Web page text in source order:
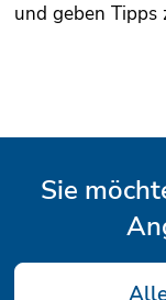
und geben Tipps
Sie